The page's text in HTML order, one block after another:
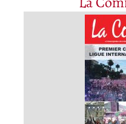
La